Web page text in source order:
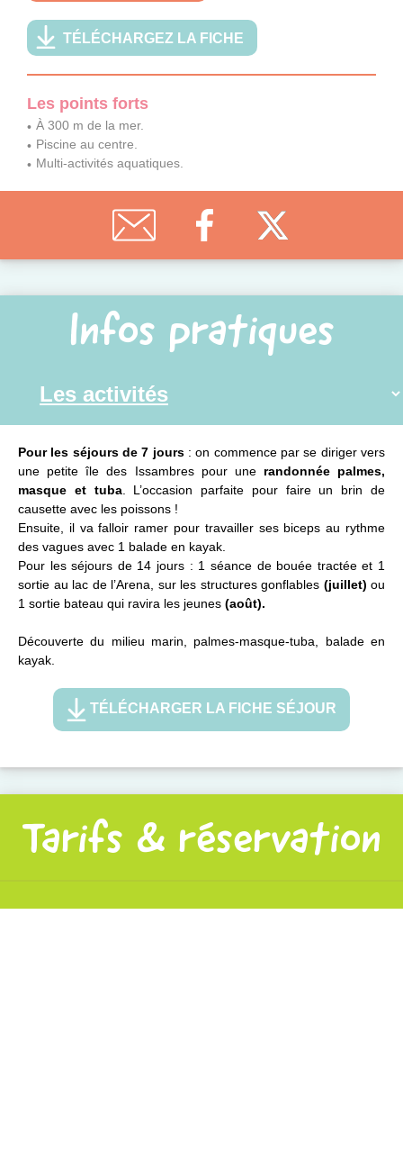
TÉLÉCHARGEZ LA FICHE
Les points forts
À 300 m de la mer.
Piscine au centre.
Multi-activités aquatiques.
Infos pratiques
Pour les séjours de 7 jours : on commence par se diriger vers
une petite île des Issambres pour une randonnée palmes,
masque et tuba. L’occasion parfaite pour faire un brin de
causette avec les poissons !
Ensuite, il va falloir ramer pour travailler ses biceps au rythme
des vagues avec 1 balade en kayak.
Pour les séjours de 14 jours : 1 séance de bouée tractée et 1
sortie au lac de l’Arena, sur les structures gonflables (juillet) ou
1 sortie bateau qui ravira les jeunes (août).
Découverte du milieu marin, palmes-masque-tuba, balade en
kayak.
TÉLÉCHARGER LA FICHE SÉJOUR
Tarifs & réservation